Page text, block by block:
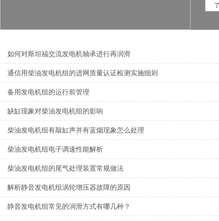
如何对斯坦福交流发电机轴承进行再润滑
通信用柴油发电机组的进网质量认证检测实施细则
备用发电机组的运行前管理
缺缸现象对柴油发电机组的影响
柴油发电机组有敲缸声并有蓝烟现象怎么处理
柴油发电机组电子调速性能解析
柴油发电机组的尾气处理装置常规做法
解析静音发电机组涡轮增压器故障的原因
静音发电机组常见的润滑方式有哪几种？